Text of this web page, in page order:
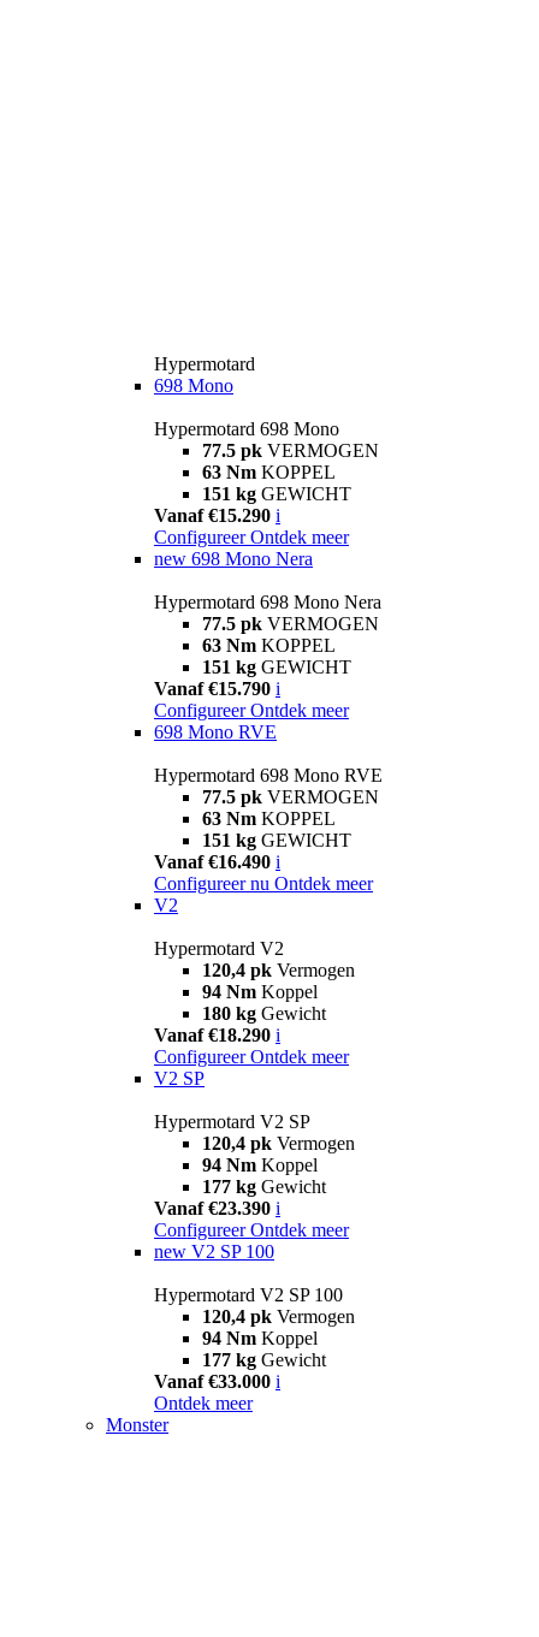
Hypermotard
698 Mono
Hypermotard 698 Mono
77.5 pk VERMOGEN
63 Nm KOPPEL
151 kg GEWICHT
Vanaf €15.290 i
Configureer Ontdek meer
new 698 Mono Nera
Hypermotard 698 Mono Nera
77.5 pk VERMOGEN
63 Nm KOPPEL
151 kg GEWICHT
Vanaf €15.790 i
Configureer Ontdek meer
698 Mono RVE
Hypermotard 698 Mono RVE
77.5 pk VERMOGEN
63 Nm KOPPEL
151 kg GEWICHT
Vanaf €16.490 i
Configureer nu Ontdek meer
V2
Hypermotard V2
120,4 pk Vermogen
94 Nm Koppel
180 kg Gewicht
Vanaf €18.290 i
Configureer Ontdek meer
V2 SP
Hypermotard V2 SP
120,4 pk Vermogen
94 Nm Koppel
177 kg Gewicht
Vanaf €23.390 i
Configureer Ontdek meer
new V2 SP 100
Hypermotard V2 SP 100
120,4 pk Vermogen
94 Nm Koppel
177 kg Gewicht
Vanaf €33.000 i
Ontdek meer
Monster